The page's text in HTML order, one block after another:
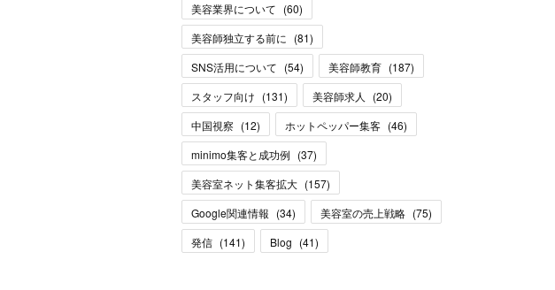
美容業界について (60)
美容師独立する前に (81)
SNS活用について (54) 美容師教育 (187)
スタッフ向け (131) 美容師求人 (20)
中国視察 (12) ホットペッパー集客 (46)
minimo集客と成功例 (37)
美容室ネット集客拡大 (157)
Google関連情報 (34) 美容室の売上戦略 (75)
発信 (141) Blog (41)